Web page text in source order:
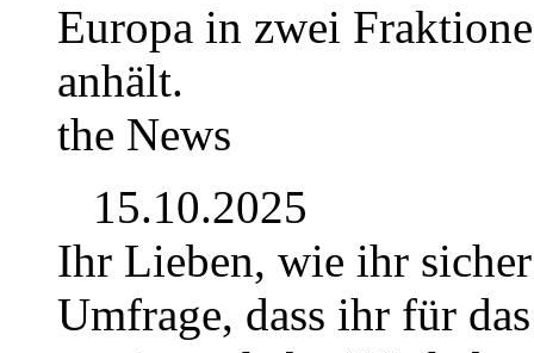
Europa in zwei
anhält.
the News
15.10.2025
Ihr Lieben, wie ihr
Umfrage, dass ihr für